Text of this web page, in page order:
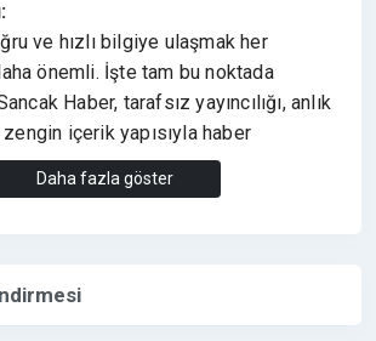
ve hızlı bilgiye ulaşmak her
önemli. İşte tam bu noktada
Haber, tarafsız yayıncılığı, anlık
içerik yapısıyla haber
adresi haline geliyor.
perde arkasını da derinlemesine
siyaset, ekonomi, sağlık, yaşam,
Daha fazla göster